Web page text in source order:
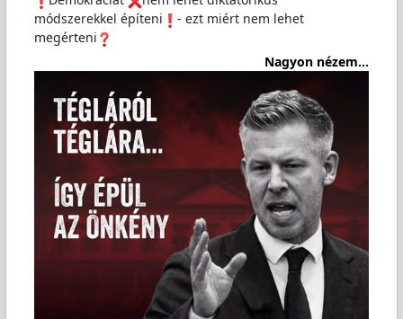
módszerekkel építeni
️- ezt miért nem lehet
megérteni
Nagyon nézem...